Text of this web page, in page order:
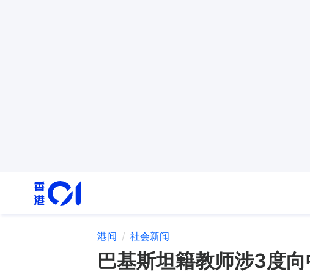
港闻 社会新闻
巴基斯坦籍教师涉3度